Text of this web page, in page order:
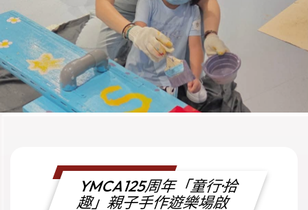
YMCA125周年「童行·拾
趣」親子手作遊樂場啟